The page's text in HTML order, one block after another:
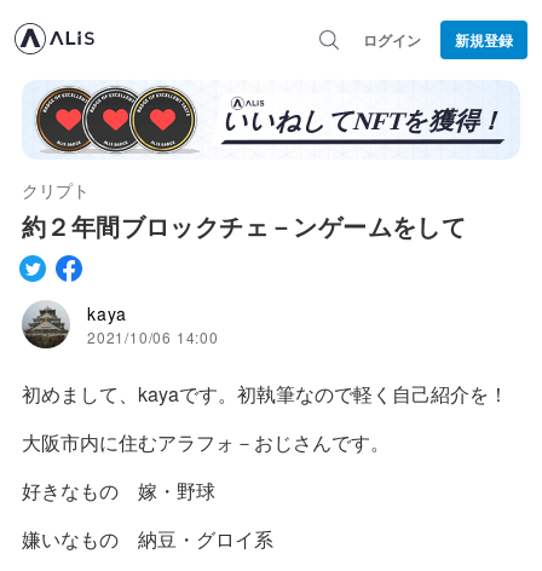
ログイン 新規登録
クリプト
約２年間ブロックチェ－ンゲームをして
kaya
2021/10/06 14:00
初めまして、kayaです。初執筆なので軽く自己紹介を！
大阪市内に住むアラフォ－おじさんです。
好きなもの 嫁・野球
嫌いなもの 納豆・グロイ系